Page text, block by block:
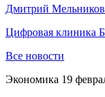
Дмитрий
Цифровая клиника
Все новости
Экономика 19